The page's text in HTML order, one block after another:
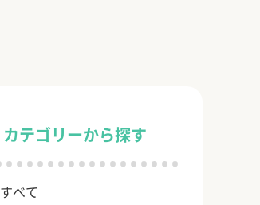
カテゴリーから探す
すべて